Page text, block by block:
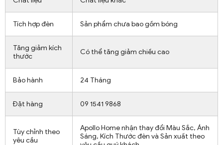
Tích hợp đèn Sản phẩm chưa bao gồm bóng
Tăng giảm kích
thước
Có thể tăng giảm chiều cao
Bảo hành 24 Tháng
Đặt hàng 09 1541 9868
Tùy chỉnh theo
yêu cầu
Apollo Home nhận thay đổi Màu Sắc, Ánh
Sáng, Kích Thước đèn và Sản xuất theo